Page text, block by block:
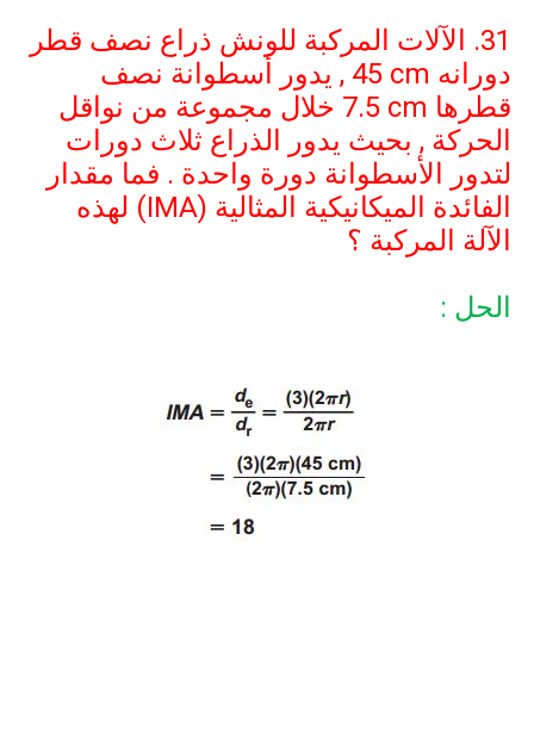
31. الآلات المركبة للونش ذراع نصف قطر
دورانه 45 cm , يدور أسطوانة نصف
قطرها 7.5 cm خلال مجموعة من نواقل
الحركة , بحيث يدور الذراع ثلاث دورات
لتدور الأسطوانة دورة واحدة . فما مقدار
الفائدة الميكانيكية المثالية (IMA) لهذه
الآلة المركبة ؟
الحل :